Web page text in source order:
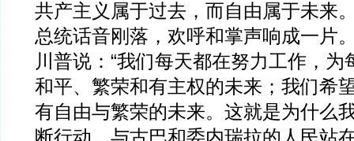
共产主义属于过去，而自由属于未来
总统话音刚落，欢呼和掌声响成一片
川普说：“我们每天都在努力工作，为
和平、繁荣和有主权的未来；我们希
有自由与繁荣的未来。这就是为什么